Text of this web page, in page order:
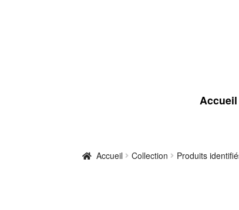
Accueil
Accueil Collection Produits